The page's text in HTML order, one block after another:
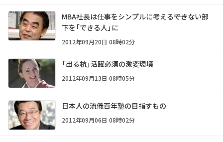
MBA社長は仕事をシンプルに考える――できない部
下を「できる人」に
2012年09月20日 08時02分
「出る杭」活躍必須の激変環境
2012年09月13日 08時05分
日本人の流儀――百年塾の目指すもの
2012年09月06日 08時02分